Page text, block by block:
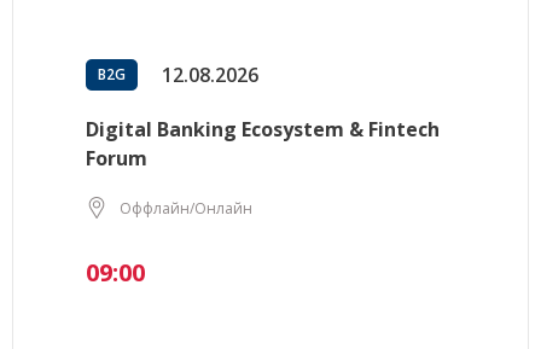
B2G 12.08.2026
Digital Banking Ecosystem & Fintech
Forum
Оффлайн/Онлайн
09:00